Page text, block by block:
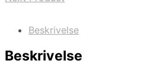
Beskrivelse
Beskrivelse